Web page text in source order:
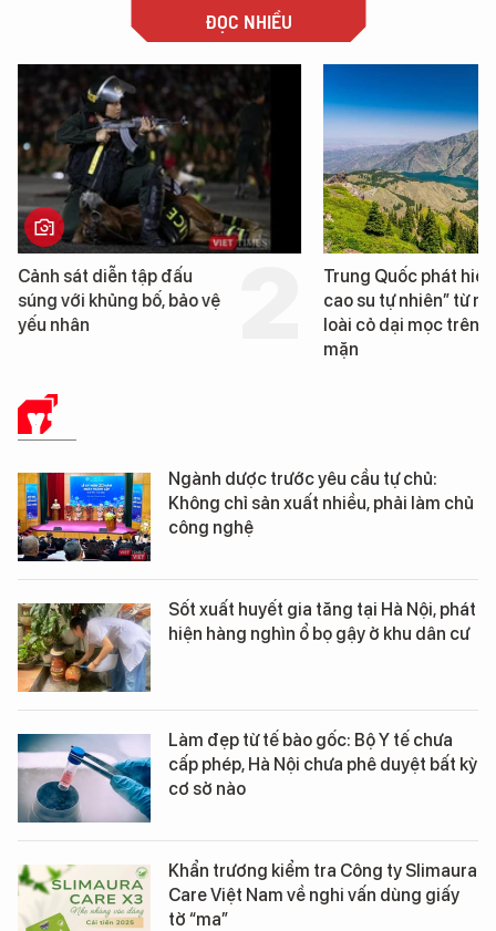
ĐỌC NHIỀU
sát diễn tập đấu
với khủng bố, bảo vệ
nhân
Trung Quốc phát hiện
cao su tự nhiên” từ một
loài cỏ dại mọc trên đất
mặn
Y TẾ
Ngành dược trước yêu cầu tự chủ:
Không chỉ sản xuất nhiều, phải làm chủ
công nghệ
Sốt xuất huyết gia tăng tại Hà Nội, phát
hiện hàng nghìn ổ bọ gậy ở khu dân cư
Làm đẹp từ tế bào gốc: Bộ Y tế chưa
cấp phép, Hà Nội chưa phê duyệt bất kỳ
cơ sở nào
Khẩn trương kiểm tra Công ty Slimaura
Care Việt Nam về nghi vấn dùng giấy
tờ “ma”